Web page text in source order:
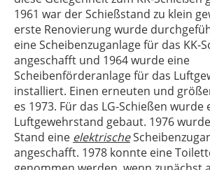
1961 war der Schießstand zu klein
erste Renovierung wurde
eine Scheibenzuganlage für das KK-
angeschafft und 1964 wurde eine
Scheibenförderanlage für das
installiert. Einen erneuten und
es 1973. Für das LG-Schießen
Luftgewehrstand gebaut. 1976
Stand eine elektrische
angeschafft. 1978 konnte eine